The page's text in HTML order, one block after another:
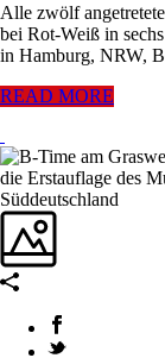
Alle zwölf
bei Rot-Weiß in
in Hamburg, NRW,
READ MORE